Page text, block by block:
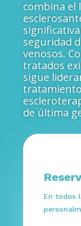
combina el
seguridad
venosos.
tratados
sigue
de última
En todos